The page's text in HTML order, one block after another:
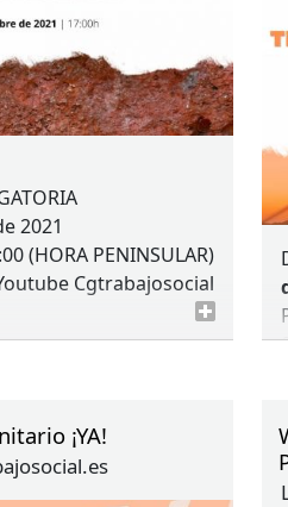
2021
(HORA PENINSULAR)
Cgtrabajosocial
¡YA!